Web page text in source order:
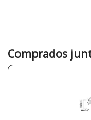
Ancho (cm)
Comprados